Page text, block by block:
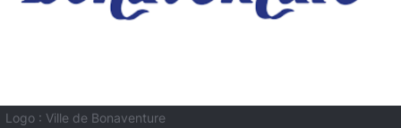
Logo : Ville de Bonaventure